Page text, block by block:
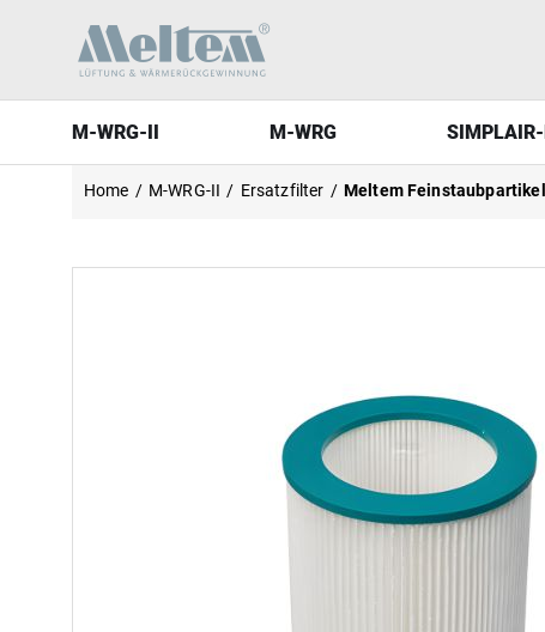
M-WRG-II M-WRG SIMPLAIR-
M-WRG-II
Home / M-WRG-II / Ersatzfilter / Meltem